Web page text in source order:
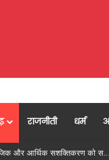
राजनीती धर्म
आधिकारिक परिपत्र जारी